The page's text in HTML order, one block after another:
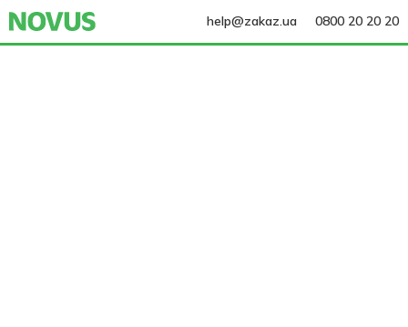
help@zakaz.ua 0800 20 20 20